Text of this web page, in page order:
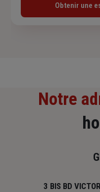
Obtenir une
Notre
3 BIS BD